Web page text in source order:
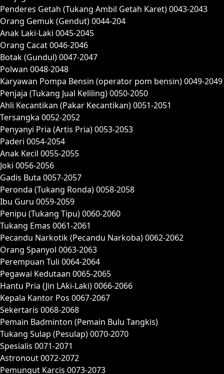
Penderes Getah (Tukang Ambil Getah Karet) 0043-2043
Orang Gemuk (Gendut) 0044-204
Anak Laki-Laki 0045-2045
Orang Cacat 0046-2046
Botak (Gundul) 0047-2047
Polwan 0048-2048
Karyawan Pompa Bensin (operator pom bensin) 0049-2049
Penjaja (Tukang Jual Keliling) 0050-2050
Ahli Kecantikan (Pakar Kecantikan) 0051-2051
Tersangka 0052-2052
Penyanyi Pria (Artis Pria) 0053-2053
Paderi 0054-2054
Anak Kecil 0055-2055
Joki 0056-2056
Gadis Buta 0057-2057
Peronda (Tukang Ronda) 0058-2058
Ibu Guru 0059-2059
Penipu (Tukang Tipu) 0060-2060
Tukang Emas 0061-2061
Pecandu Narkotik (Pecandu Narkoba) 0062-2062
Orang Spanyol 0063-2063
Perempuan Tuli 0064-2064
Pegawai Kedutaan 0065-2065
Hantu Pria (Jin LAki-Laki) 0066-2066
Kepala Kantor Pos 0067-2067
Sekertaris 0068-2068
Pemain Badminton (Pemain Bulu Tangkis)
Tukang Sulap (Pesulap) 0070-2070
Spesialis 0071-2071
Astronout 0072-2072
Pemungut Karcis 0073-2073